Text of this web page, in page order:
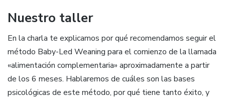
Nuestro taller
En la charla te explicamos por qué recomendamos seguir el
método Baby-Led Weaning para el comienzo de la llamada
«alimentación complementaria» aproximadamente a partir
de los 6 meses. Hablaremos de cuáles son las bases
psicológicas de este método, por qué tiene tanto éxito, y